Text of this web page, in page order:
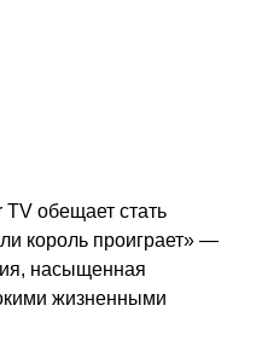
обещает стать
король проиграет» —
насыщенная
жизненными